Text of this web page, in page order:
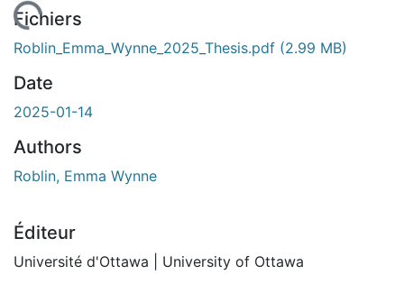
Fichiers
Roblin_Emma_Wynne_2025_Thesis.pdf (2.99 MB)
Date
2025-01-14
Authors
Roblin, Emma Wynne
Éditeur
Université d'Ottawa | University of Ottawa